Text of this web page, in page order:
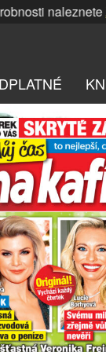
nalezneteZDE. |